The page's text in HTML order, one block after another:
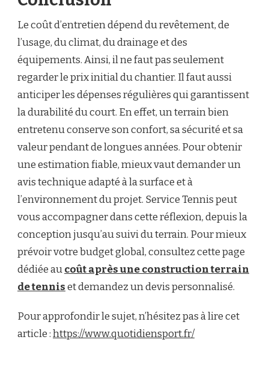
Le coût d’entretien dépend du revêtement, de
l’usage, du climat, du drainage et des
équipements. Ainsi, il ne faut pas seulement
regarder le prix initial du chantier. Il faut aussi
anticiper les dépenses régulières qui garantissent
la durabilité du court. En effet, un terrain bien
entretenu conserve son confort, sa sécurité et sa
valeur pendant de longues années. Pour obtenir
une estimation fiable, mieux vaut demander un
avis technique adapté à la surface et à
l’environnement du projet. Service Tennis peut
vous accompagner dans cette réflexion, depuis la
conception jusqu’au suivi du terrain. Pour mieux
prévoir votre budget global, consultez cette page
dédiée aucoût après une construction terrain
de tenniset demandez un devis personnalisé.
Pour approfondir le sujet, n’hésitez pas à lire cet
article :https://www.quotidiensport.fr/